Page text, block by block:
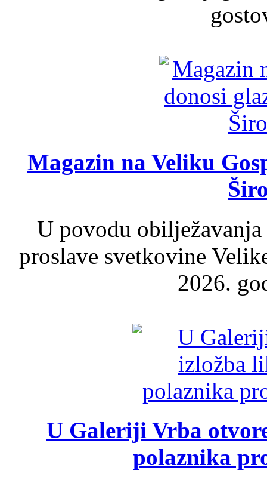
Magazin na Veliku
U povodu
proslave svetkovine
2026.
U Galeriji Vrba
polaznika